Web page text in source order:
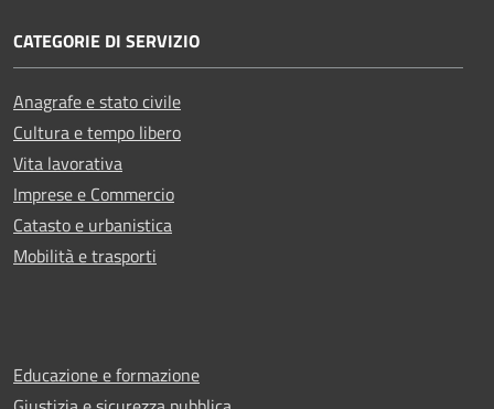
CATEGORIE DI SERVIZIO
Anagrafe e stato civile
Cultura e tempo libero
Vita lavorativa
Imprese e Commercio
Catasto e urbanistica
Mobilità e trasporti
Educazione e formazione